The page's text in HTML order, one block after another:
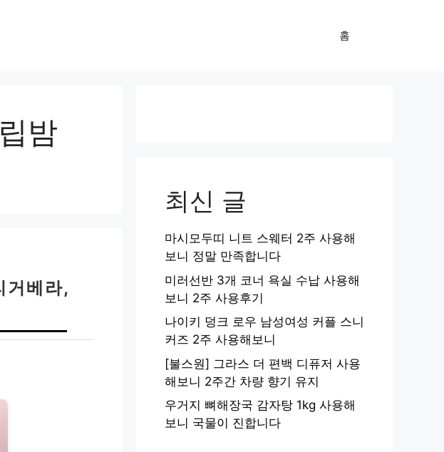
홈
밤
거베라,
최신 글
마시모두띠 니트 스웨터 2주 사용해
보니 정말 만족합니다
미러선반 3개 코너 욕실 수납 사용해
보니 2주 사용후기
나이키 덩크 로우 남성여성 커플 스니
커즈 2주 사용해보니
[불스원] 그라스 더 편백 디퓨저 사용
해보니 2주간 차량 향기 유지
우거지 뼈해장국 감자탕 1kg 사용해
보니 국물이 진합니다